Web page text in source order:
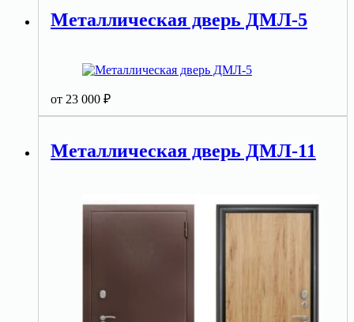
Металлическая дверь ДМЛ-5
от 23 000 ₽
Металлическая дверь ДМЛ-11